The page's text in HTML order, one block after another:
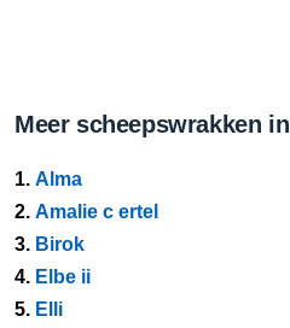
Meer scheepswrakken
1. Alma
2. Amalie c ertel
3. Birok
4. Elbe ii
5. Elli